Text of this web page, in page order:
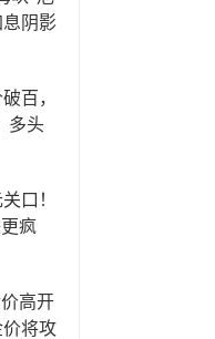
阴影
百，
多头
口！
疯
高开
将攻